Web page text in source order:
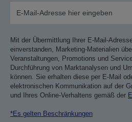
Mit der Übermittlung Ihrer E-Mail-
einverstanden, Marketing-Materialien
Veranstaltungen, Promotions und
Durchführung von Marktanalysen und
können. Sie erhalten diese per E-Mail
elektronischen Kommunikation auf der
und Ihres Online-Verhaltens gemäß der
*Es gelten Beschränkungen